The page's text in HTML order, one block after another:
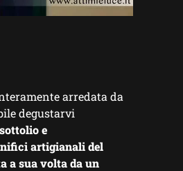
arredata da
degustarvi
e
artigianali del
a sua volta da un